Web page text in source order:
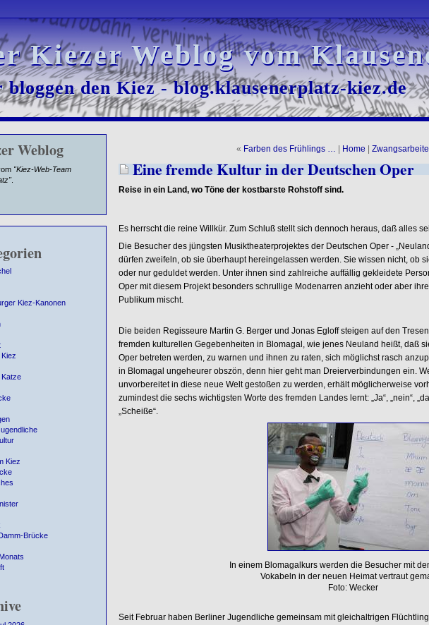
Kiezer Weblog vom
Kiezer Weblog vom
bloggen den Kiez - blog.klausenerplatz-kiez.de
den Kiez - blog.klausenerplatz-kiez.de
Weblog
"Kiez-Web-Team
.
Kiez-Kanonen
Kiez
Brücke
« Farben des Frühlings … Home
Eine fremde Kultur in der Deutschen Oper
Reise in ein Land, wo Töne der kostbarste Rohstoff sind.
Es herrscht die reine Willkür. Zum Schluß stellt sich dennoch heraus, daß alles
Die Besucher des jüngsten Musiktheaterprojektes der Deutschen Oper -
dürfen zweifeln, ob sie überhaupt hereingelassen werden. Sie wissen nicht, ob
oder nur geduldet werden. Unter ihnen sind zahlreiche auffällig gekleidete
Oper mit diesem Projekt besonders schrullige Modenarren anzieht oder aber
Publikum mischt.
Die beiden Regisseure Martin G. Berger und Jonas Egloff steigen auf den
fremden kulturellen Gegebenheiten in Blomagal, wie jenes Neuland heißt, daß
Oper betreten werden, zu warnen und ihnen zu raten, sich möglichst rasch
in Blomagal ungeheurer obszön, denn hier geht man Dreierverbindungen ein.
unvorbereitet in diese neue Welt gestoßen zu werden, erhält möglicherweise
zumindest die sechs wichtigsten Worte des fremden Landes lernt: „Ja“, „nein“,
„Scheiße“.
In einem Blomagalkurs werden die Besucher mit
Vokabeln in der neuen Heimat vertraut
Foto: Wecker
Seit Februar haben Berliner Jugendliche gemeinsam mit gleichaltrigen